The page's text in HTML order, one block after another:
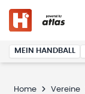
MEIN HANDBALL
Home Vereine